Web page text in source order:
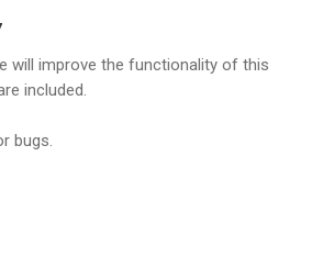
Twitter: @BigPuzzles
Cross
will improve the functionality of this
included.
bugs.